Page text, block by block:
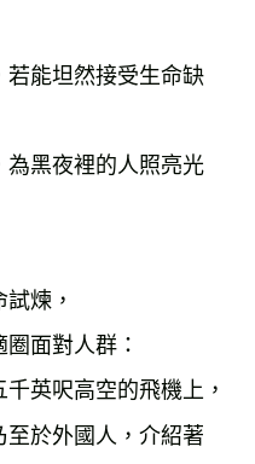
若能坦然接受生命缺
為黑夜裡的人照亮光
煉，
面對人群：
英呎高空的飛機上，
於外國人，介紹著